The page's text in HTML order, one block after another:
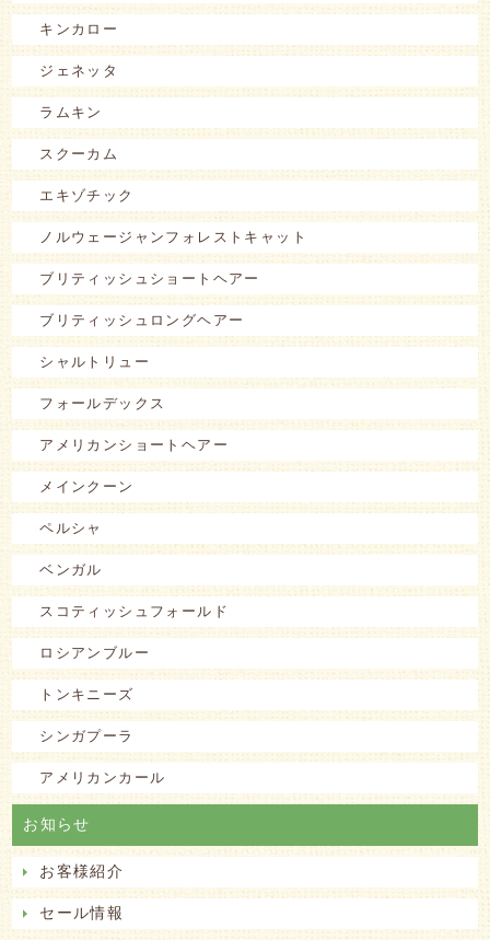
キンカロー
ジェネッタ
ラムキン
スクーカム
エキゾチック
ノルウェージャンフォレストキャット
ブリティッシュショートヘアー
ブリティッシュロングヘアー
シャルトリュー
フォールデックス
アメリカンショートヘアー
メインクーン
ペルシャ
ベンガル
スコティッシュフォールド
ロシアンブルー
トンキニーズ
シンガプーラ
アメリカンカール
お知らせ
お客様紹介
セール情報